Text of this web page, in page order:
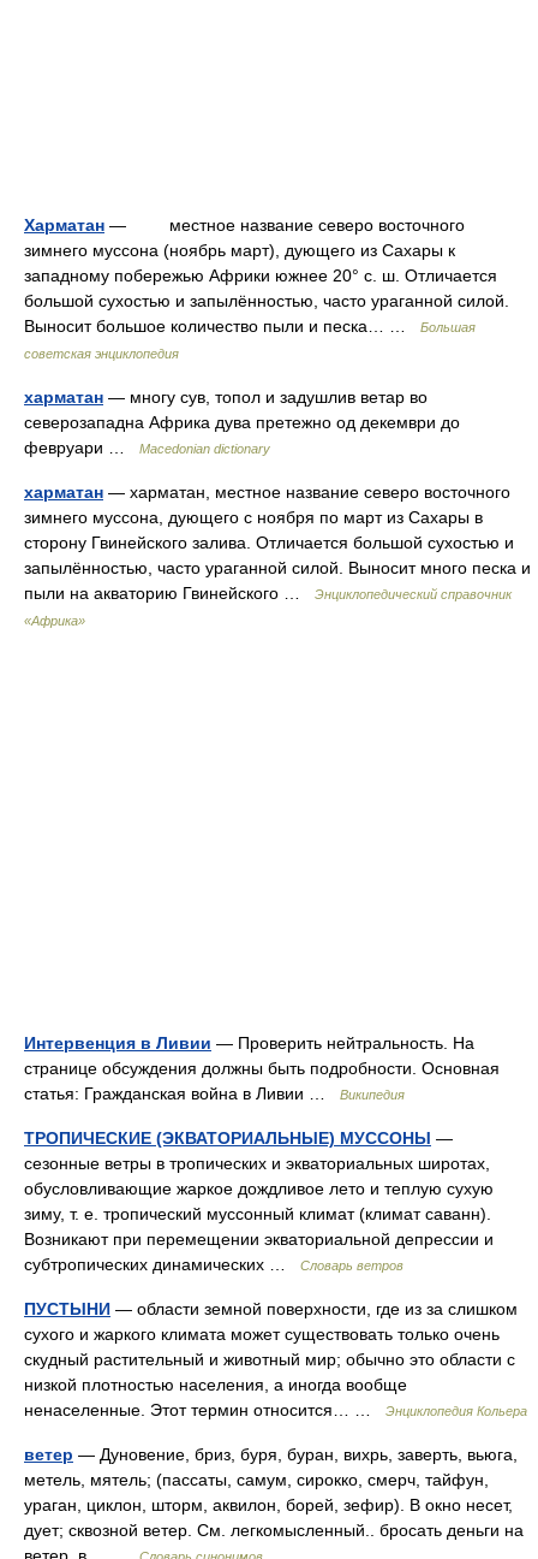
Харматан — местное название северо восточного
зимнего муссона (ноябрь март), дующего из Сахары к
западному побережью Африки южнее 20° с. ш. Отличается
большой сухостью и запылённостью, часто ураганной силой.
Выносит большое количество пыли и песка… …
Большая
советская энциклопедия
харматан — многу сув, топол и задушлив ветар во
северозападна Африка дува претежно од декември до
февруари …
Macedonian dictionary
харматан — харматан, местное название северо восточного
зимнего муссона, дующего с ноября по март из Сахары в
сторону Гвинейского залива. Отличается большой сухостью и
запылённостью, часто ураганной силой. Выносит много песка и
пыли на акваторию Гвинейского …
Энциклопедический справочник
«Африка»
Интервенция в Ливии — Проверить нейтральность. На
странице обсуждения должны быть подробности. Основная
статья: Гражданская война в Ливии …
Википедия
ТРОПИЧЕСКИЕ (ЭКВАТОРИАЛЬНЫЕ) МУССОНЫ —
сезонные ветры в тропических и экваториальных широтах,
обусловливающие жаркое дождливое лето и теплую сухую
зиму, т. е. тропический муссонный климат (климат саванн).
Возникают при перемещении экваториальной депрессии и
субтропических динамических …
Словарь ветров
ПУСТЫНИ — области земной поверхности, где из за слишком
сухого и жаркого климата может существовать только очень
скудный растительный и животный мир; обычно это области с
низкой плотностью населения, а иногда вообще
ненаселенные. Этот термин относится… …
Энциклопедия Кольера
ветер — Дуновение, бриз, буря, буран, вихрь, заверть, вьюга,
метель, мятель; (пассаты, самум, сирокко, смерч, тайфун,
ураган, циклон, шторм, аквилон, борей, зефир). В окно несет,
дует; сквозной ветер. См. легкомысленный.. бросать деньги на
ветер, в… …
Словарь синонимов